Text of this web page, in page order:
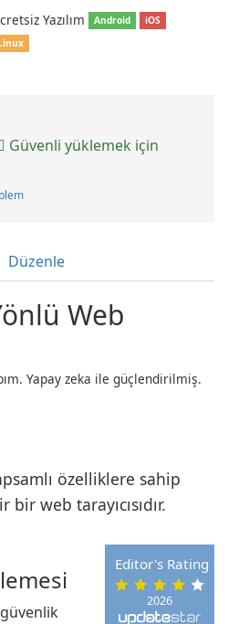
Yazılım Android
iOS
Güvenli yüklemek için
Düzenle
Web
Yapay zeka ile güçlendirilmiş.
özelliklere sahip
bir web tarayıcısıdır.
2026
Editor's Rating
güvenlik